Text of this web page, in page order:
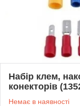
Набір клем,
конекторів
Немає в наявності